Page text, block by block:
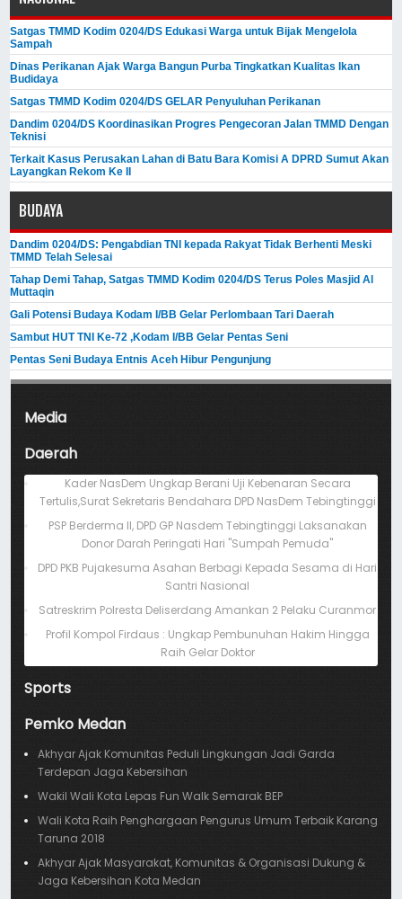
Satgas TMMD Kodim 0204/DS Edukasi Warga untuk Bijak Mengelola
Sampah
Dinas Perikanan Ajak Warga Bangun Purba Tingkatkan Kualitas Ikan
Budidaya
Satgas TMMD Kodim 0204/DS GELAR Penyuluhan Perikanan
Dandim 0204/DS Koordinasikan Progres Pengecoran Jalan TMMD Dengan
Teknisi
Terkait Kasus Perusakan Lahan di Batu Bara Komisi A DPRD Sumut Akan
Layangkan Rekom Ke II
BUDAYA
Dandim 0204/DS: Pengabdian TNI kepada Rakyat Tidak Berhenti Meski ​
TMMD Telah Selesai
Tahap Demi Tahap, Satgas TMMD Kodim 0204/DS Terus Poles Masjid Al
Muttaqin
Gali Potensi Budaya Kodam I/BB Gelar Perlombaan Tari Daerah
Sambut HUT TNI Ke-72 ,Kodam I/BB Gelar Pentas Seni
Pentas Seni Budaya Entnis Aceh Hibur Pengunjung
Media
Daerah
Kader NasDem Ungkap Berani Uji Kebenaran Secara
Tertulis,Surat Sekretaris Bendahara DPD NasDem Tebingtinggi
PSP Berderma II, DPD GP Nasdem Tebingtinggi Laksanakan
Donor Darah Peringati Hari "Sumpah Pemuda"
DPD PKB Pujakesuma Asahan Berbagi Kepada Sesama di Hari
Santri Nasional
Satreskrim Polresta Deliserdang Amankan 2 Pelaku Curanmor
Profil Kompol Firdaus : Ungkap Pembunuhan Hakim Hingga
Raih Gelar Doktor
Sports
Pemko Medan
Akhyar Ajak Komunitas Peduli Lingkungan Jadi Garda
Terdepan Jaga Kebersihan
Wakil Wali Kota Lepas Fun Walk Semarak BEP
Wali Kota Raih Penghargaan Pengurus Umum Terbaik Karang
Taruna 2018
Akhyar Ajak Masyarakat, Komunitas & Organisasi Dukung &
Jaga Kebersihan Kota Medan